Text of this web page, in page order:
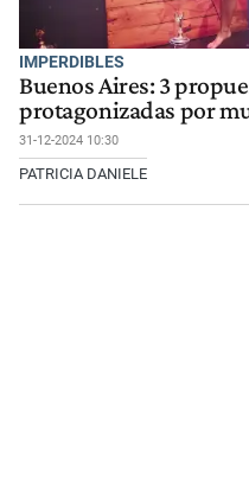
IMPERDIBLES
Buenos Aires: 3
protagonizadas por
31-12-2024 10:30
PATRICIA DANIELE